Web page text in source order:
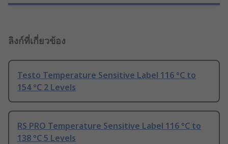
ลิงก์ที่เกี่ยวข้อง
Testo Temperature Sensitive Label 116 °C to
154 °C 2 Levels
RS PRO Temperature Sensitive Label 116 °C to
138 °C 5 Levels